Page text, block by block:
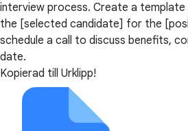
interview process. Create a
the [selected candidate] for the
schedule a call to discuss benefits,
date.
Kopierad till Urklipp!